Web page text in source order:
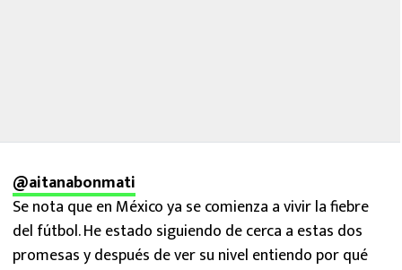
@aitanabonmati
Se nota que en México ya se comienza a vivir la fiebre
del fútbol. He estado siguiendo de cerca a estas dos
promesas y después de ver su nivel entiendo por qué